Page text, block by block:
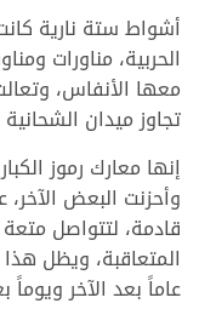
أشواط ستة نارية
الحربية، مناورات
معها الأنفاس،
تجاوز ميدان
إنها معارك رموز
وأحزنت البعض
قادمة، لتتواصل متعة
المتعاقبة، ويظل
عاماً بعد الآخر ويوماً